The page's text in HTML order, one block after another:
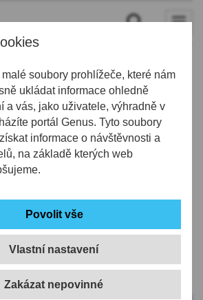
soubory prohlížeče, které nám
ukládat informace ohledně
a vás, jako uživatele, výhradně v
portál Genus. Tyto soubory
informace o návštěvnosti a
na základě kterých web
Vlastní nastavení
Kořenově zlikvidovali
vysokotlakým
byl zraněn
odpoledne spěchali tanvaldští
a jejich dobrovolní kolegové
Příchovice a Horní Polubný) do
požáru osobního